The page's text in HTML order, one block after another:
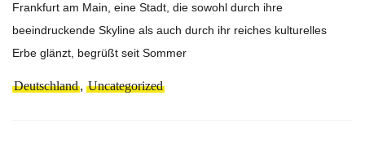
Frankfurt am Main, eine Stadt, die sowohl durch ihre
beeindruckende Skyline als auch durch ihr reiches kulturelles
Erbe glänzt, begrüßt seit Sommer
Deutschland, Uncategorized